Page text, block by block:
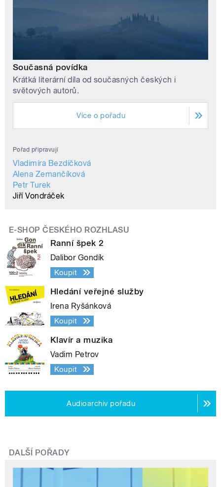
Současná povídka
Krátká literární díla od současných českých i
světových autorů.
Více o pořadu
Pořad připravují
Vladimíra Bezdíčková
Alena Zemančíková
Petr Turek
Jiří Vondráček
E-SHOP ČESKÉHO ROZHLASU
Ranní špek 2
Dalibor Gondík
Koupit
Hledání veřejné služby
Irena Ryšánková
Koupit
Klavír a muzika
Vadim Petrov
Koupit
Audioarchiv pořadu
DALŠÍ POŘADY